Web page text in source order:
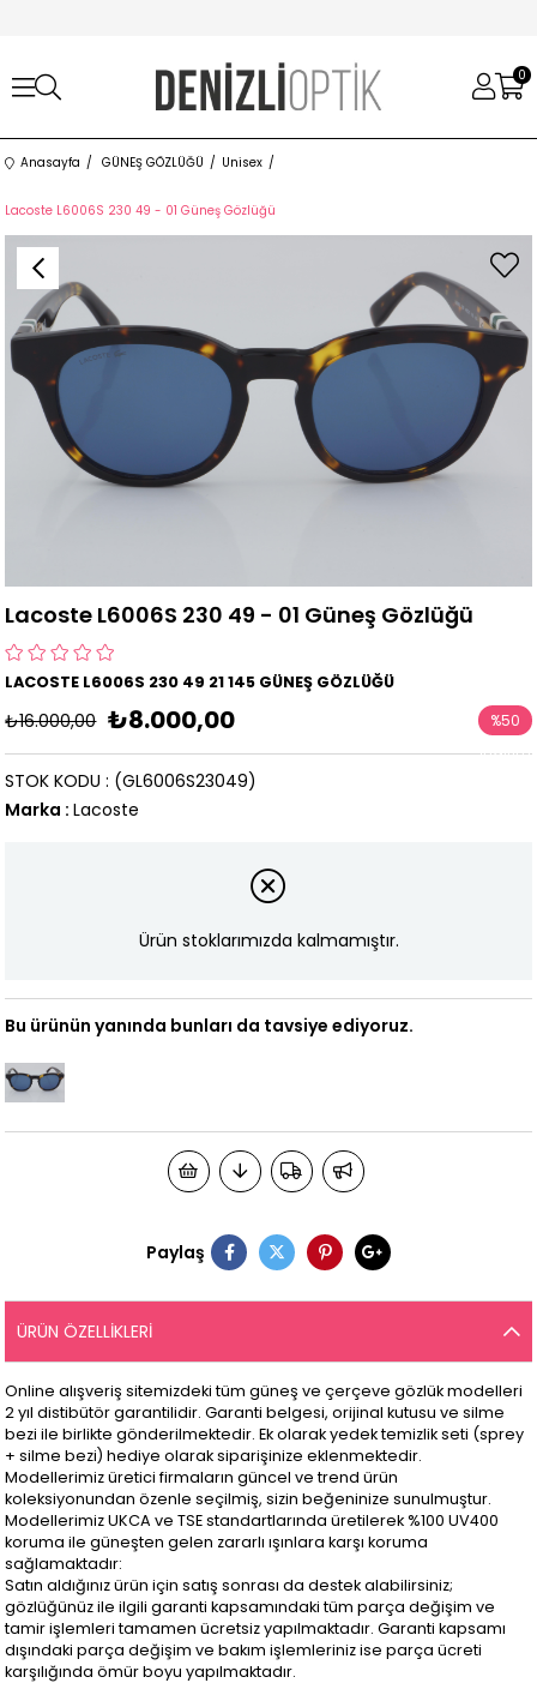
0
Anasayfa GÜNEŞ GÖZLÜĞÜ Unisex
Lacoste L6006S 230 49 - 01 Güneş Gözlüğü
Lacoste L6006S 230 49 - 01 Güneş Gözlüğü
LACOSTE L6006S 230 49 21 145 GÜNEŞ GÖZLÜĞÜ
₺16.000,00 ₺8.000,00 %50
İndirim
(GL6006S23049)
STOK KODU
Marka : Lacoste
Ürün stoklarımızda kalmamıştır.
Bu ürünün yanında bunları da tavsiye ediyoruz.
Paylaş
ÜRÜN ÖZELLIKLERI
Online alışveriş sitemizdeki tüm güneş ve çerçeve gözlük modelleri
2 yıl distibütör garantilidir. Garanti belgesi, orijinal kutusu ve silme
bezi ile birlikte gönderilmektedir. Ek olarak yedek temizlik seti (sprey
+ silme bezi) hediye olarak siparişinize eklenmektedir.
Modellerimiz üretici firmaların güncel ve trend ürün
koleksiyonundan özenle seçilmiş, sizin beğeninize sunulmuştur.
Modellerimiz UKCA ve TSE standartlarında üretilerek %100 UV400
koruma ile güneşten gelen zararlı ışınlara karşı koruma
sağlamaktadır:
Satın aldığınız ürün için satış sonrası da destek alabilirsiniz;
gözlüğünüz ile ilgili garanti kapsamındaki tüm parça değişim ve
tamir işlemleri tamamen ücretsiz yapılmaktadır. Garanti kapsamı
dışındaki parça değişim ve bakım işlemleriniz ise parça ücreti
karşılığında ömür boyu yapılmaktadır.